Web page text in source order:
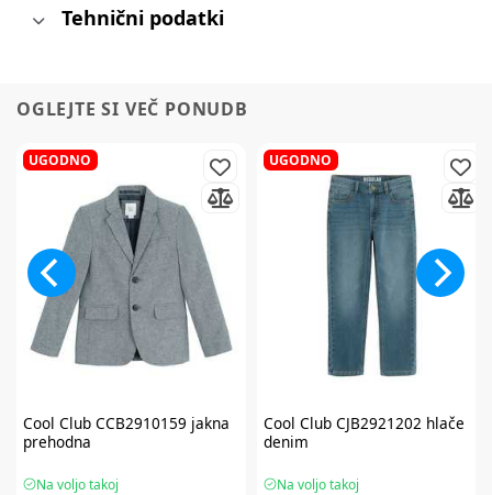
Tehnični podatki
OGLEJTE SI VEČ PONUDB
UGODNO
Cool ClubCCB2910159 jakna
prehodna
Na voljo takoj
UGODNO
Cool ClubCJB2921202 hlače
denim
Na voljo takoj